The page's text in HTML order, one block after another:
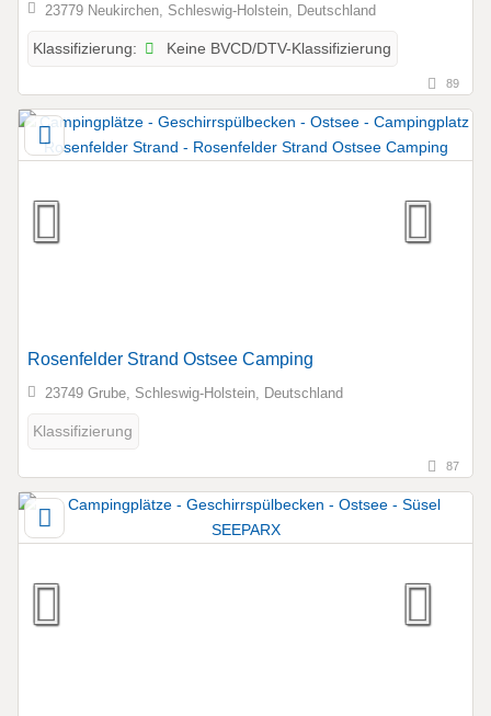
23779 Neukirchen, Schleswig-Holstein, Deutschland
Klassifizierung: Keine BVCD/DTV-Klassifizierung
89
Rosenfelder Strand Ostsee Camping
23749 Grube, Schleswig-Holstein, Deutschland
Klassifizierung
87